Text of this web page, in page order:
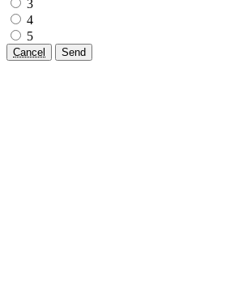
3
4
5
Cancel Send